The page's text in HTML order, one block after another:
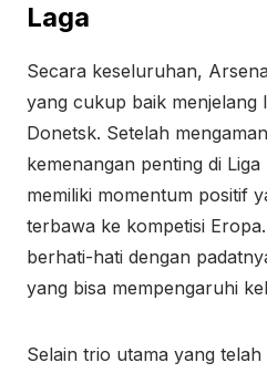
Laga
Secara keseluruhan,
yang cukup baik menjelang
Donetsk. Setelah
kemenangan penting di
memiliki momentum positif
terbawa ke kompetisi
berhati-hati dengan
yang bisa mempengaruhi
Selain trio utama yang